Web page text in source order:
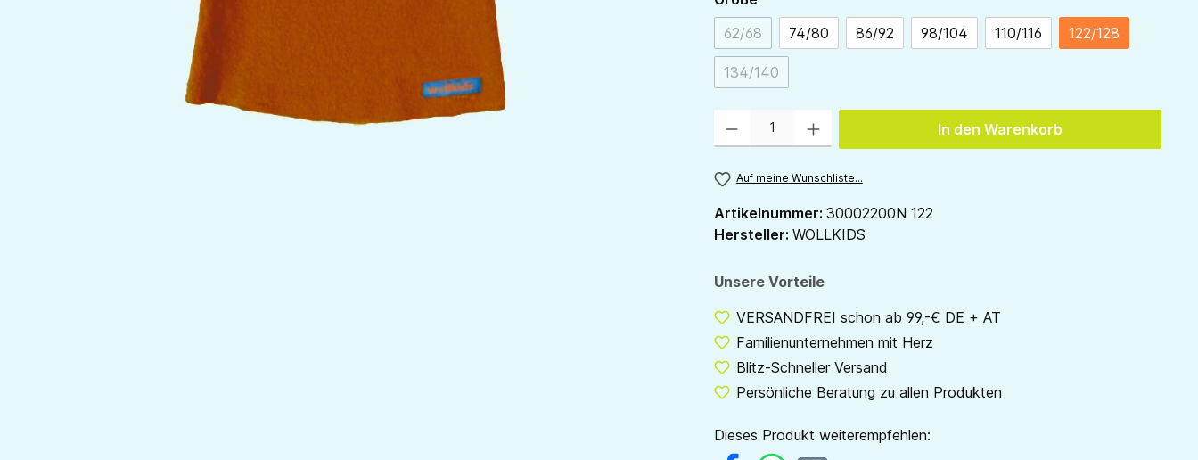
62/68(Diese Option ist zurzeit nicht verfügbar.)
74/80 86/92 98/104 110/116 122/128
134/140(Diese Option ist zurzeit nicht verfügbar.)
In den Warenkorb
Auf meine Wunschliste...
Artikelnummer: 30002200N 122
Hersteller: WOLLKIDS
Unsere Vorteile
VERSANDFREI schon ab 99,-€ DE + AT
Familienunternehmen mit Herz
Blitz-Schneller Versand
Persönliche Beratung zu allen Produkten
Dieses Produkt weiterempfehlen: